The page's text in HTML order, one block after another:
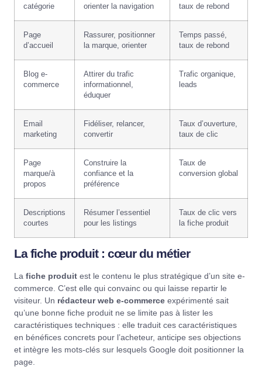
catégorie orienter la navigation taux de rebond
Page
d’accueil
Rassurer, positionner
la marque, orienter
Temps passé,
taux de rebond
Blog e-
commerce
Attirer du trafic
informationnel,
éduquer
Trafic organique,
leads
Email
marketing
Fidéliser, relancer,
convertir
Taux d’ouverture,
taux de clic
Page
marque/à
propos
Construire la
confiance et la
préférence
Taux de
conversion global
Descriptions
courtes
Résumer l’essentiel
pour les listings
Taux de clic vers
la fiche produit
La fiche produit : cœur du métier
La fiche produit est le contenu le plus stratégique d’un site e-
commerce. C’est elle qui convainc ou qui laisse repartir le
visiteur. Un rédacteur web e-commerce expérimenté sait
qu’une bonne fiche produit ne se limite pas à lister les
caractéristiques techniques : elle traduit ces caractéristiques
en bénéfices concrets pour l’acheteur, anticipe ses objections
et intègre les mots-clés sur lesquels Google doit positionner la
page.